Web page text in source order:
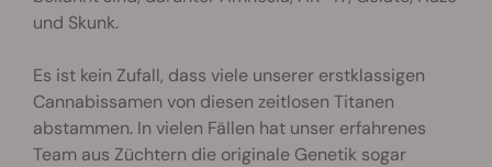
und Skunk.
Es ist kein Zufall, dass viele unserer erstklassigen
Cannabissamen von diesen zeitlosen Titanen
abstammen. In vielen Fällen hat unser erfahrenes
Team aus Züchtern die originale Genetik sogar